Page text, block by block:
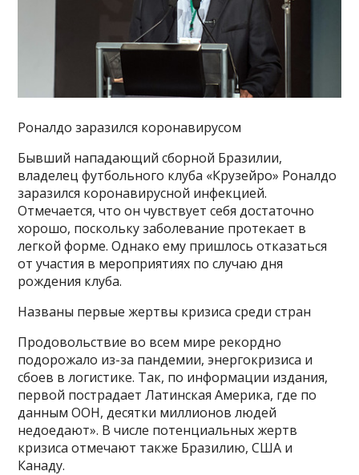
Роналдо заразился коронавирусом
Бывший нападающий сборной Бразилии,
владелец футбольного клуба «Крузейро» Роналдо
заразился коронавирусной инфекцией.
Отмечается, что он чувствует себя достаточно
хорошо, поскольку заболевание протекает в
легкой форме. Однако ему пришлось отказаться
от участия в мероприятиях по случаю дня
рождения клуба.
Названы первые жертвы кризиса среди стран
Продовольствие во всем мире рекордно
подорожало из-за пандемии, энергокризиса и
сбоев в логистике. Так, по информации издания,
первой пострадает Латинская Америка, где по
данным ООН, десятки миллионов людей
недоедают». В числе потенциальных жертв
кризиса отмечают также Бразилию, США и
Канаду.